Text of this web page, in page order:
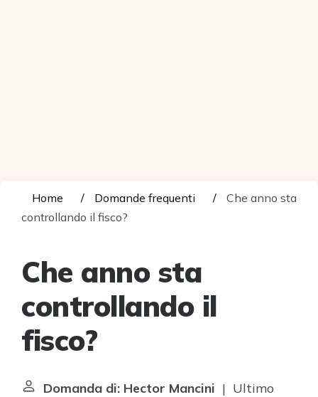
Home Domande frequenti
Che anno sta
controllando il fisco?
Che anno sta
controllando il
fisco?
Domanda di: Hector Mancini | Ultimo